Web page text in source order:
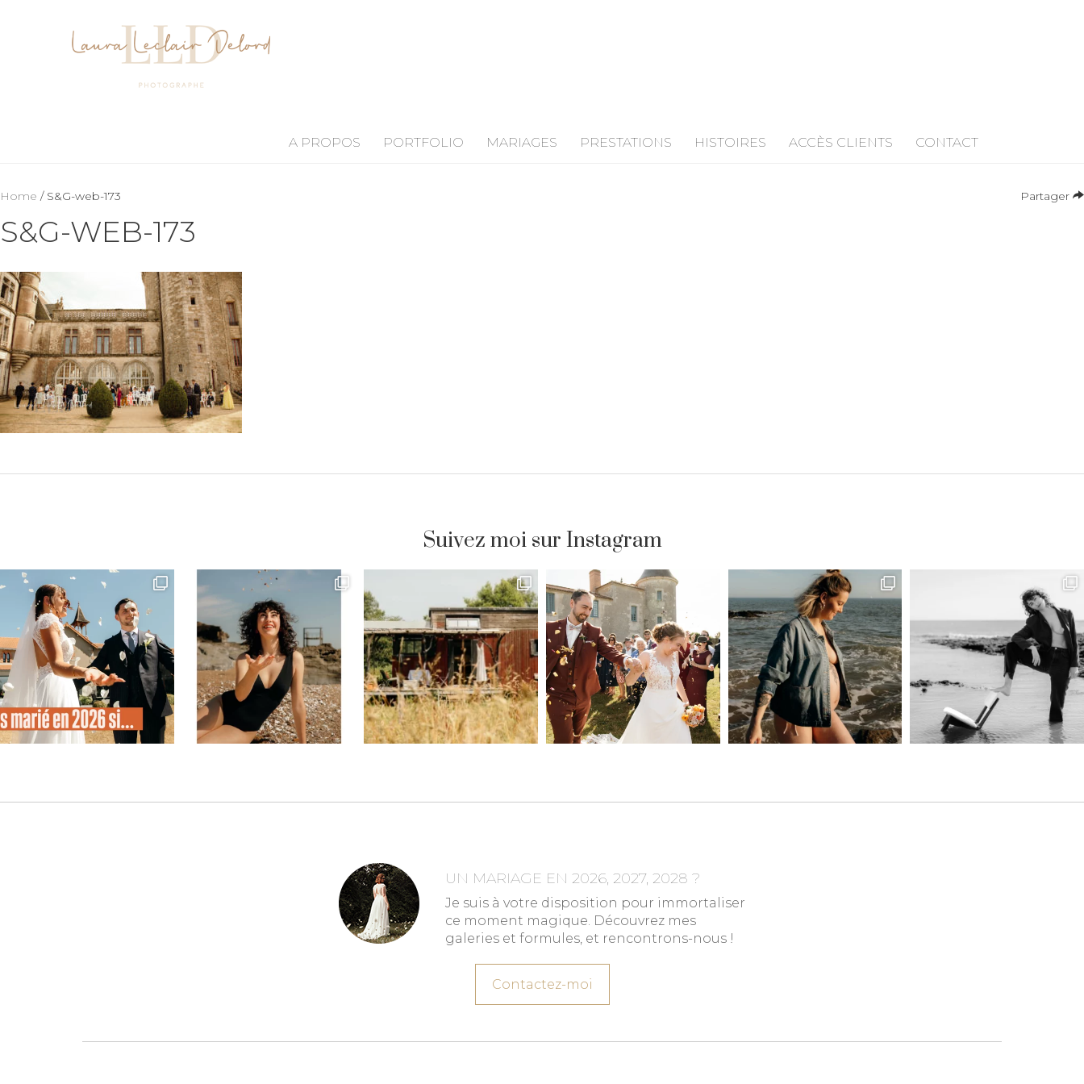
A PROPOS PORTFOLIO MARIAGES PRESTATIONS HISTOIRES ACCÈS CLIENTS CONTACT
Partager
Home / S&G-web-173
S&G-WEB-173
Suivez moi sur Instagram
UN MARIAGE EN 2026, 2027, 2028 ?
Je suis à votre disposition pour immortaliser
ce moment magique. Découvrez mes
galeries et formules, et rencontrons-nous !
Contactez-moi